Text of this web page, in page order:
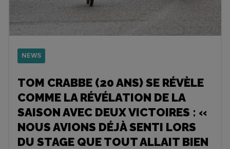
NEWS
TOM CRABBE (20 ANS) SE RÉVÈLE
COMME LA RÉVÉLATION DE LA
SAISON AVEC DEUX VICTOIRES : «
NOUS AVIONS DÉJÀ SENTI LORS
DU STAGE QUE TOUT ALLAIT BIEN